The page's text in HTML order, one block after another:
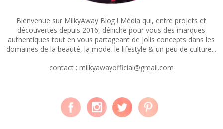
Bienvenue sur MilkyAway Blog ! Média qui, entre projets et
découvertes depuis 2016, déniche pour vous des marques
authentiques tout en vous partageant de jolis concepts dans les
domaines de la beauté, la mode, le lifestyle & un peu de culture...
contact : milkyawayofficial@gmail.com